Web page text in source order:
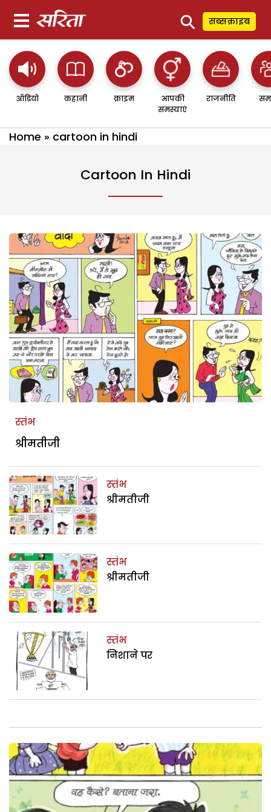
⚲ सब्सक्राइब
ऑडियो कहानी क्राइम
आपकी
समस्याएं
राजनीति
Home » cartoon in hindi
Cartoon In Hindi
स्तंभ
श्रीमतीजी
स्तंभ
श्रीमतीजी
स्तंभ
श्रीमतीजी
स्तंभ
निशाने पर